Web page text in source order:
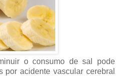
o consumo de sal pode
por acidente vascular cerebral